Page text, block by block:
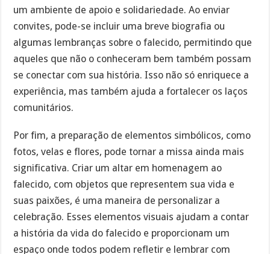
um ambiente de apoio e solidariedade. Ao enviar
convites, pode-se incluir uma breve biografia ou
algumas lembranças sobre o falecido, permitindo que
aqueles que não o conheceram bem também possam
se conectar com sua história. Isso não só enriquece a
experiência, mas também ajuda a fortalecer os laços
comunitários.
Por fim, a preparação de elementos simbólicos, como
fotos, velas e flores, pode tornar a missa ainda mais
significativa. Criar um altar em homenagem ao
falecido, com objetos que representem sua vida e
suas paixões, é uma maneira de personalizar a
celebração. Esses elementos visuais ajudam a contar
a história da vida do falecido e proporcionam um
espaço onde todos podem refletir e lembrar com